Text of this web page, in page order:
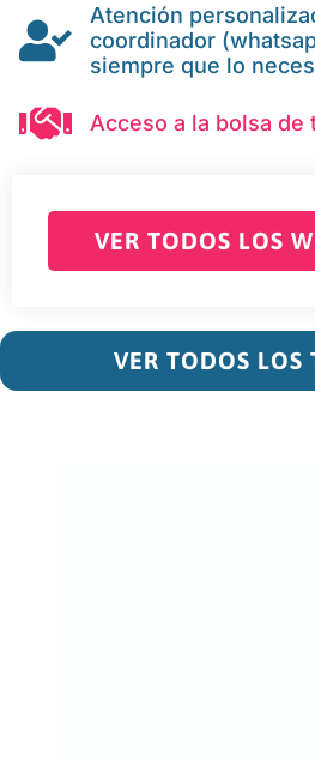
Atención
coordinador
siempre que lo
Acceso a la bolsa de
VER TODOS LOS
VER TODOS LOS